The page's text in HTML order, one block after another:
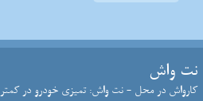
نت واش
کارواش در محل - نت واش: تمیزی خودرو در